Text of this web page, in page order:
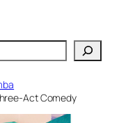
Act Comedy